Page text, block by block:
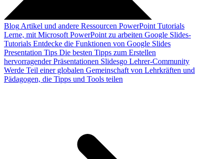
Blog Artikel und andere Ressourcen PowerPoint Tutorials
Lerne, mit Microsoft PowerPoint zu arbeiten Google Slides-
Tutorials Entdecke die Funktionen von Google Slides
Presentation Tips Die besten Tipps zum Erstellen
hervorragender Präsentationen Slidesgo Lehrer-Community
Werde Teil einer globalen Gemeinschaft von Lehrkräften und
Pädagogen, die Tipps und Tools teilen